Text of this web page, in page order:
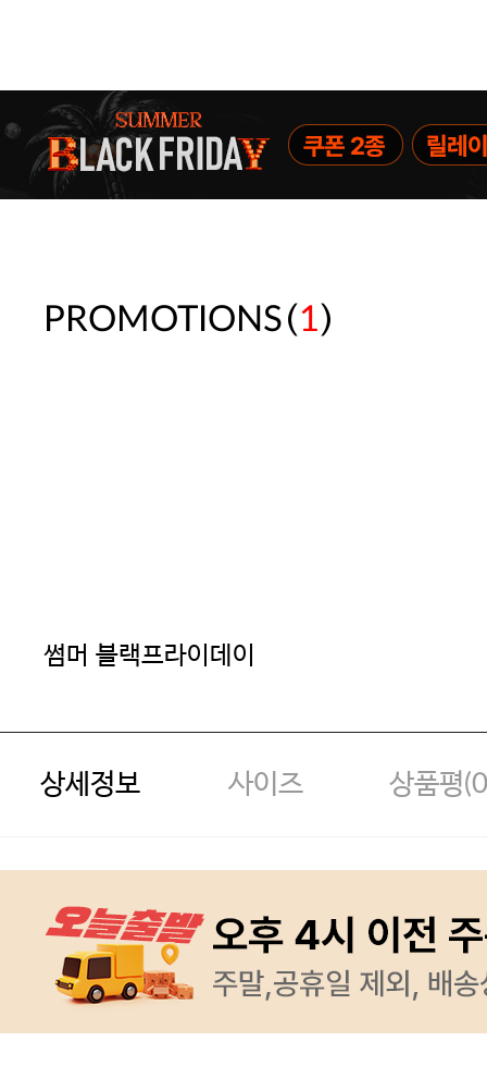
주말특가 20%(8.7~8.9)/5만원 이
[썸머블프] 1만원 할인 쿠폰(8.1~31)
PROMOTIONS(1)
썸머 블랙프라이데이
상세정보 사이즈 상품평(0